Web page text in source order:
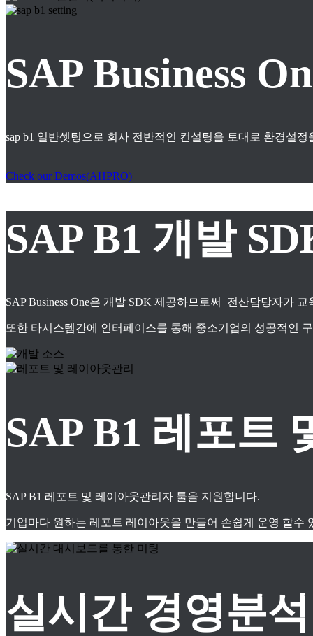
SAP Business
sap b1 일반셋팅으로 회사 전반적인 컨설팅을 토대로 환경설
Check our Demos(AHPRO)
SAP B1 개발
SAP Business One은 개발 SDK 제공하므로써 전산담당자가
또한 타시스템간에 인터페이스를 통해 중소기업의 성공적인
SAP B1 레포트
SAP B1 레포트 및 레이아웃관리자 툴을 지원합니다.
기업마다 원하는 레포트 레이아웃을 만들어 손쉽게 운영 할수
실시간 경영분석